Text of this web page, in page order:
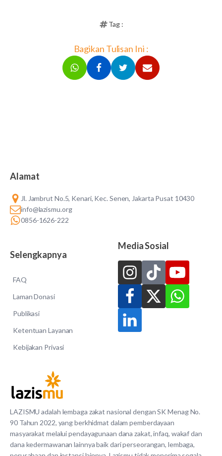
Tag :
Bagikan Tulisan Ini :
LAZISMU adalah lembaga zakat nasional dengan SK Menag No.
90 Tahun 2022, yang berkhidmat dalam pemberdayaan
masyarakat melalui pendayagunaan dana zakat, infaq, wakaf dan
dana kedermawanan lainnya baik dari perseorangan, lembaga,
Alamat
Jl. Jambrut No.5, Kenari, Kec. Senen, Jakarta Pusat 10430
info@lazismu.org
0856-1626-222
Selengkapnya
FAQ
Laman Donasi
Publikasi
Ketentuan Layanan
Kebijakan Privasi
Media Sosial